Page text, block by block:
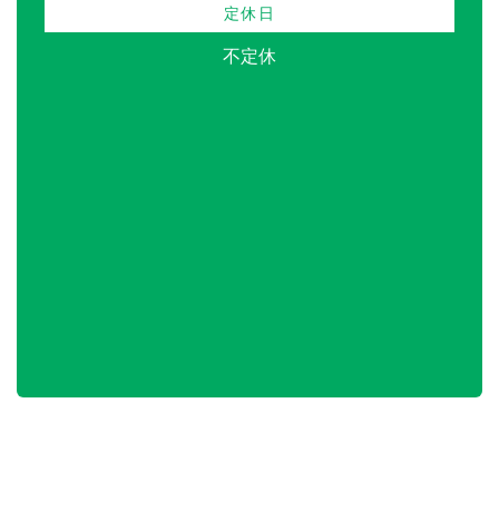
定休日
不定休